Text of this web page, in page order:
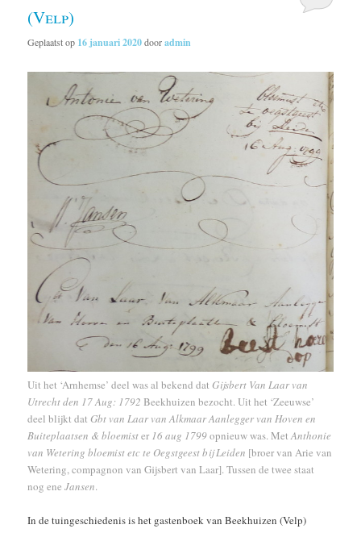
(Velp)
Geplaatst op 16 januari 2020dooradmin
Uit het ‘Arnhemse’ deel was al bekend datGijsbert Van Laar van
Utrecht den 17 Aug: 1792 Beekhuizen bezocht. Uit het ‘Zeeuwse’
deel blijkt datGbt van Laar van Alkmaar Aanlegger van Hoven en
Buiteplaatsen & bloemister 16 aug 1799opnieuw was. MetAnthonie
van Wetering bloemist etc te Oegstgeest bij Leiden [broer van Arie van
Wetering, compagnon van Gijsbert van Laar]. Tussen de twee staat
nog eneJansen.
In de tuingeschiedenis is het gastenboek van Beekhuizen (Velp)